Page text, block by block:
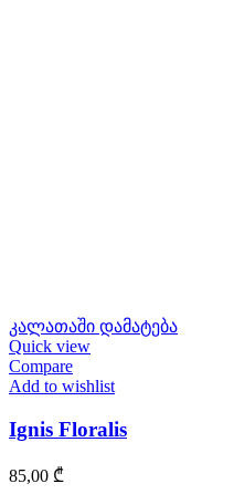
კალათაში დამატება
Quick view
Compare
Add to wishlist
Ignis Floralis
85,00 ₾